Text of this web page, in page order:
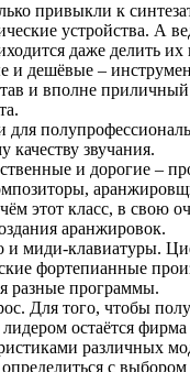
привыкли к
устройства. А
даже делить
и дешёвые –
и вполне
для
качеству звучания.
и дорогие –
этот класс, в свою
аранжировок.
миди-клавиатуры.
фортепианные
разные программы.
Для того, чтобы
остаётся
различных
с